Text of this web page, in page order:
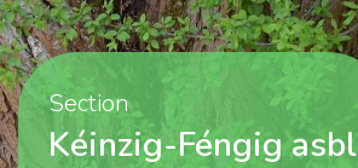
Section
Kéinzig-Féngig asbl